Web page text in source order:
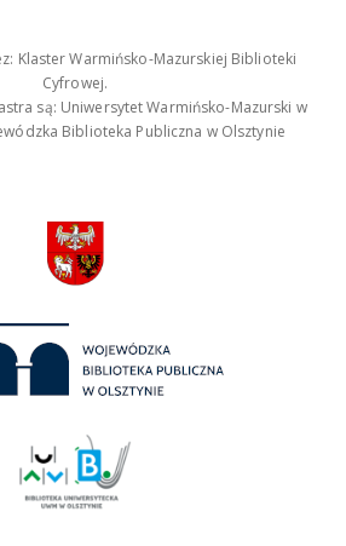
Klaster Warmińsko-Mazurskiej Biblioteki
Cyfrowej.
są: Uniwersytet Warmińsko-Mazurski w
Biblioteka Publiczna w Olsztynie